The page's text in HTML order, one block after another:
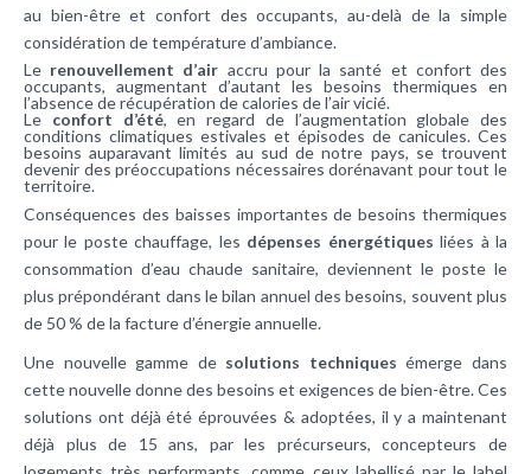
au bien-être et confort des occupants, au-delà de la simple
considération de température d’ambiance.
Le renouvellement d’air accru pour la santé et confort des
occupants, augmentant d’autant les besoins thermiques en
l’absence de récupération de calories de l’air vicié.
Le confort d’été, en regard de l’augmentation globale des
conditions climatiques estivales et épisodes de canicules. Ces
besoins auparavant limités au sud de notre pays, se trouvent
devenir des préoccupations nécessaires dorénavant pour tout le
territoire.
Conséquences des baisses importantes de besoins thermiques
pour le poste chauffage, les dépenses énergétiques liées à la
consommation d’eau chaude sanitaire, deviennent le poste le
plus prépondérant dans le bilan annuel des besoins, souvent plus
de 50 % de la facture d’énergie annuelle.
Une nouvelle gamme de solutions techniques émerge dans
cette nouvelle donne des besoins et exigences de bien-être. Ces
solutions ont déjà été éprouvées & adoptées, il y a maintenant
déjà plus de 15 ans, par les précurseurs, concepteurs de